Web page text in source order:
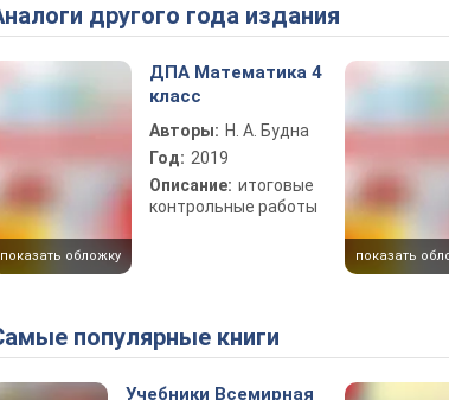
Аналоги другого года издания
показать обложку
ДПА Математика 4
класс
Авторы: Н. А. Будна
Год: 2019
Описание: итоговые
контрольные работы
показать
Самые популярные книги
Учебники Всемирная